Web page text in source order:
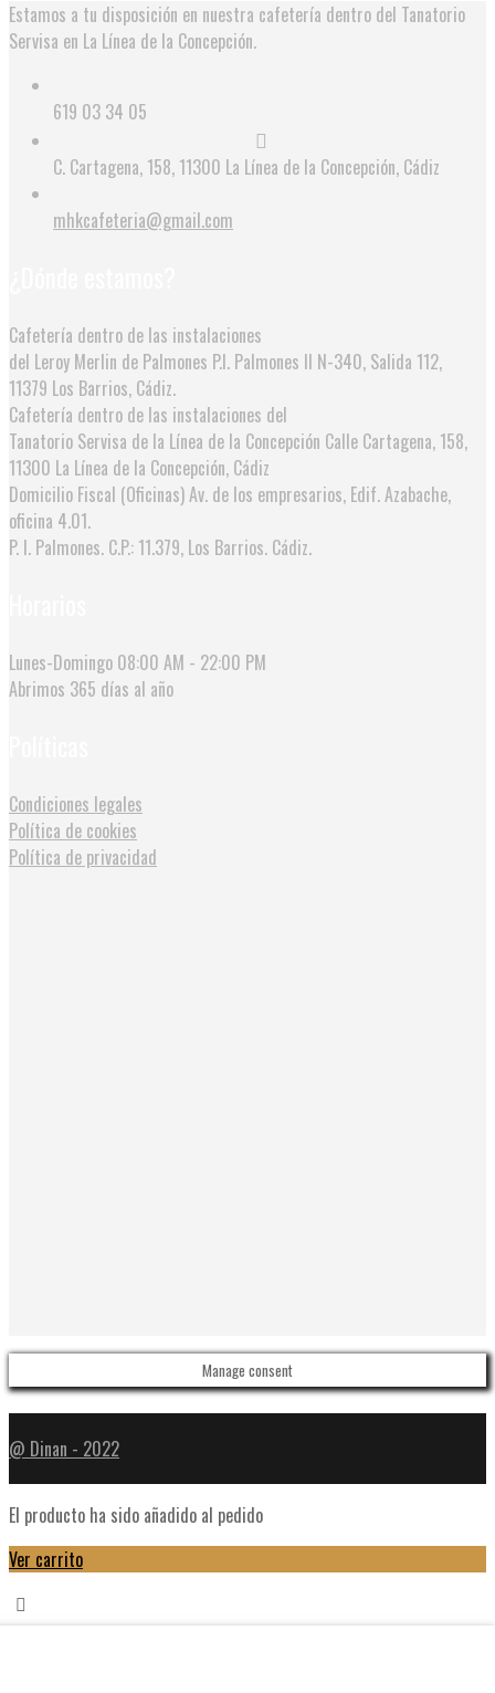
Estamos a tu disposición en nuestra cafetería dentro del Tanatorio
Servisa en La Línea de la Concepción.
619 03 34 05
C. Cartagena, 158, 11300 La Línea de la Concepción, Cádiz
mhkcafeteria@gmail.com
Cafetería dentro de las instalaciones
del Leroy Merlin de Palmones P.I. Palmones II N-340, Salida 112,
11379 Los Barrios, Cádiz.
Cafetería dentro de las instalaciones del
Tanatorio Servisa de la Línea de la Concepción Calle Cartagena, 158,
11300 La Línea de la Concepción, Cádiz
Domicilio Fiscal (Oficinas)Av. de los empresarios, Edif. Azabache,
oficina 4.01.
P. I. Palmones. C.P.: 11.379, Los Barrios. Cádiz.
Lunes-Domingo 08:00 AM - 22:00 PM
Abrimos 365 días al año
Condiciones legales
Política de cookies
Política de privacidad
Manage consent
@ Dinan - 2022
El producto ha sido añadido al pedido
Ver carrito